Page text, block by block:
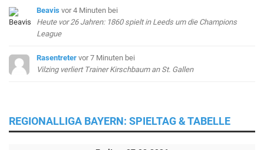
Beavis vor 4 Minuten bei
Heute vor 26 Jahren: 1860 spielt in Leeds um die Champions
League
Rasentreter vor 7 Minuten bei
Vilzing verliert Trainer Kirschbaum an St. Gallen
REGIONALLIGA BAYERN: SPIELTAG & TABELLE